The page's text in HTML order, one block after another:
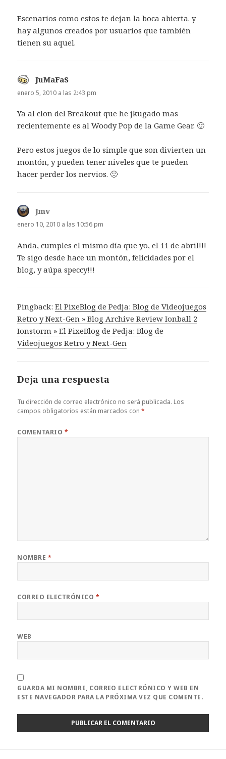
Escenarios como estos te dejan la boca abierta. y
hay algunos creados por usuarios que también
tienen su aquel.
JuMaFaS
enero 5, 2010 a las 2:43 pm
Ya al clon del Breakout que he jkugado mas
recientemente es al Woody Pop de la Game Gear. 🙂
Pero estos juegos de lo simple que son divierten un
montón, y pueden tener niveles que te pueden
hacer perder los nervios. 🙂
Jmv
enero 10, 2010 a las 10:56 pm
Anda, cumples el mismo día que yo, el 11 de abril!!!
Te sigo desde hace un montón, felicidades por el
blog, y aúpa speccy!!!
Pingback:El PixeBlog de Pedja: Blog de Videojuegos
Retro y Next-Gen » Blog Archive Review Ionball 2
Ionstorm » El PixeBlog de Pedja: Blog de
Videojuegos Retro y Next-Gen
Deja una respuesta
Tu dirección de correo electrónico no será publicada. Los
campos obligatorios están marcados con*
COMENTARIO *
NOMBRE *
CORREO ELECTRÓNICO *
WEB
GUARDA MI NOMBRE, CORREO ELECTRÓNICO Y WEB EN
ESTE NAVEGADOR PARA LA PRÓXIMA VEZ QUE COMENTE.